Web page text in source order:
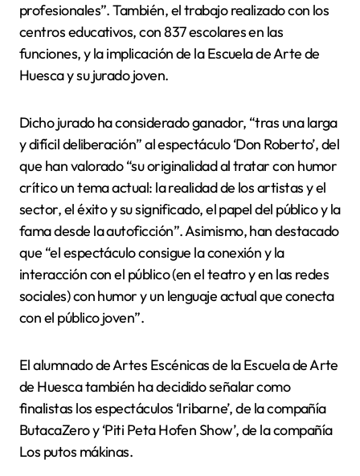
profesionales”. También, el trabajo realizado con los
centros educativos, con 837 escolares en las
funciones, y la implicación de la Escuela de Arte de
Huesca y su jurado joven.
Dicho jurado ha considerado ganador, “tras una larga
y difícil deliberación” al espectáculo ‘Don Roberto’, del
que han valorado “su originalidad al tratar con humor
crítico un tema actual: la realidad de los artistas y el
sector, el éxito y su significado, el papel del público y la
fama desde la autoficción”. Asimismo, han destacado
que “el espectáculo consigue la conexión y la
interacción con el público (en el teatro y en las redes
sociales) con humor y un lenguaje actual que conecta
con el público joven”.
El alumnado de Artes Escénicas de la Escuela de Arte
de Huesca también ha decidido señalar como
finalistas los espectáculos ‘Iribarne’, de la compañía
ButacaZero y ‘Piti Peta Hofen Show’, de la compañía
Los putos mákinas.